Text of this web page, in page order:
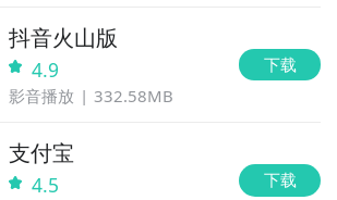
抖音火山版
4.9
影音播放 332.58MB
下载
支付宝
4.5 下载